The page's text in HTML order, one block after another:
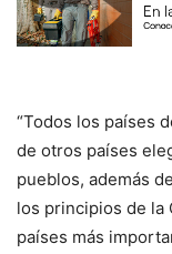
“Todos los países
de otros países
pueblos, además
los principios de la
países más